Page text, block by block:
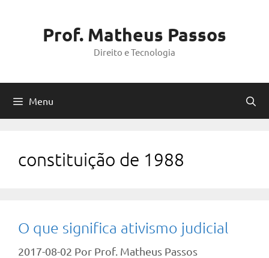
Prof. Matheus Passos
Direito e Tecnologia
Menu
constituição de 1988
O que significa ativismo judicial
2017-08-02 Por Prof. Matheus Passos